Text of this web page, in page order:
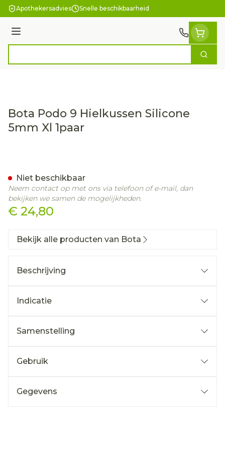
Ga naar de inhoud
Apothekersadvies Snelle beschikbaarheid
Menu
Zoek
Bota Podo 9 Hielkussen Silicone
5mm Xl 1paar
€ 24,80
Niet beschikbaar
Neem contact op met ons via telefoon of e-mail, dan
bekijken we samen de mogelijkheden.
Bekijk alle producten van Bota
Beschrijving
Indicatie
Samenstelling
Gebruik
Gegevens